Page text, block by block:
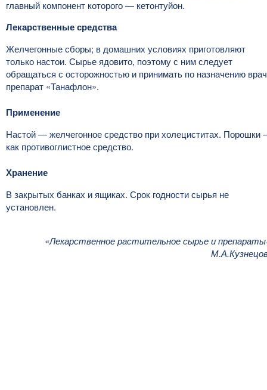
главный компонент которого — кетонтуйон.
Лекарственные средства
Желчегонные сборы; в домашних условиях приготовляют
только настои. Сырье ядовито, поэтому с ним следует
обращаться с осторожностью и принимать по назначению
препарат «Танафлон».
Применение
Настой — желчегонное средство при холециститах. Порошки
как противоглистное средство.
Хранение
В закрытых банках и ящиках. Срок годности сырья не
установлен.
«Лекарственное растительное сырье и